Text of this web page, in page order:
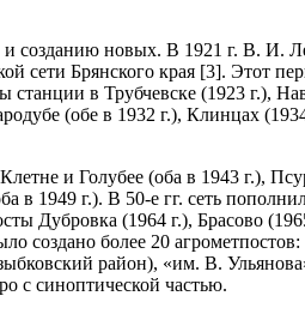
и созданию новых. В 1921 г. В. И.
сети Брянского края [3]. Этот
в Трубчевске (1923 г.),
(обе в 1932 г.), Клинцах
и Голубее (оба в 1943 г.),
в 1949 г.). В 50-е гг. сеть
Дубровка (1964 г.), Брасово
создано более 20
район), «им. В.
с синоптической частью.